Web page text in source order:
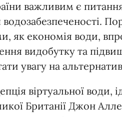
важливим є
як економія води,
видобутку та
увагу на
віртуальної води,
Британії Джон